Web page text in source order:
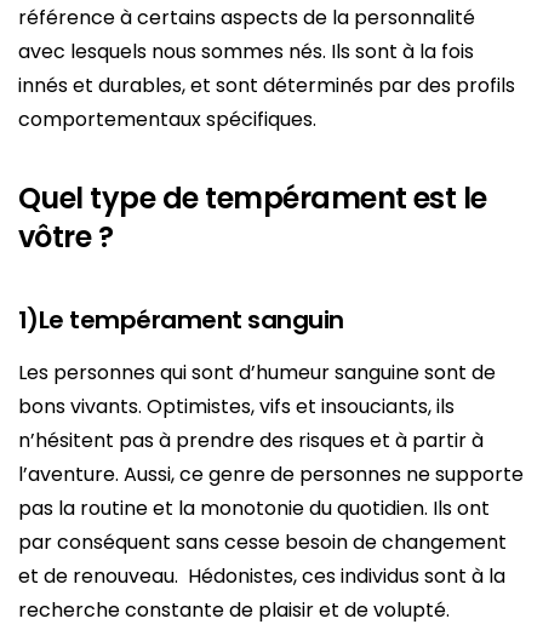
référence à certains aspects de la personnalité
avec lesquels nous sommes nés. Ils sont à la fois
innés et durables, et sont déterminés par des profils
comportementaux spécifiques.
Quel type de tempérament est le
vôtre ?
1)Le tempérament sanguin
Les personnes qui sont d’humeur sanguine sont de
bons vivants. Optimistes, vifs et insouciants, ils
n’hésitent pas à prendre des risques et à partir à
l’aventure. Aussi, ce genre de personnes ne supporte
pas la routine et la monotonie du quotidien. Ils ont
par conséquent sans cesse besoin de changement
et de renouveau. Hédonistes, ces individus sont à la
recherche constante de plaisir et de volupté.